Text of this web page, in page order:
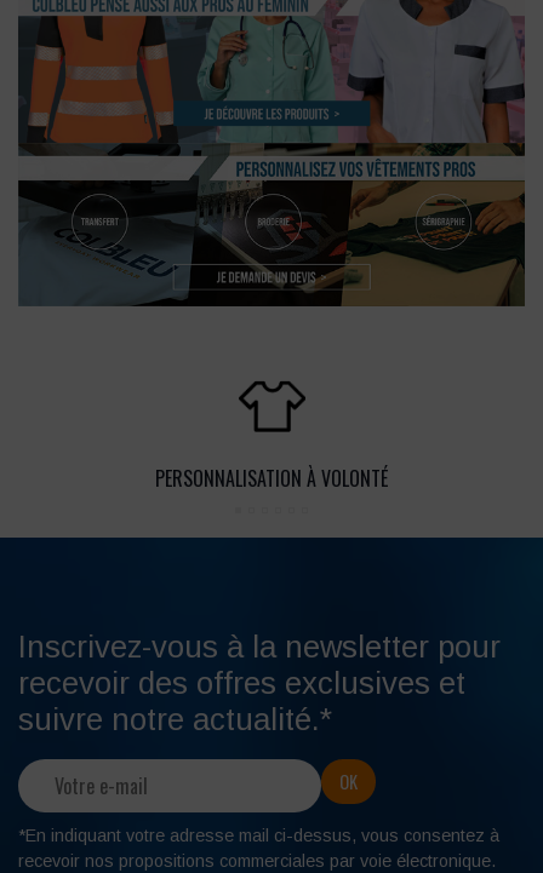
PERSONNALISATION À VOLONTÉ
Inscrivez-vous à la newsletter pour
recevoir des offres exclusives et
suivre notre actualité.*
*En indiquant votre adresse mail ci-dessus, vous consentez à
recevoir nos propositions commerciales par voie électronique.